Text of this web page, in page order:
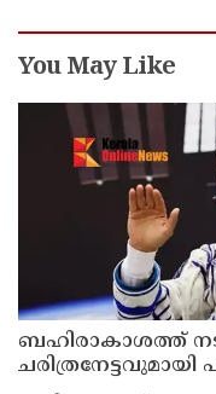
You May Like
ബഹിരാകാശത്ത്